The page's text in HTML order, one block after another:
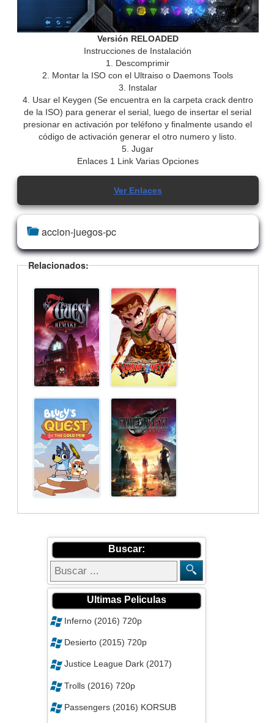
Versión RELOADED
Instrucciones de Instalación
1. Descomprimir
2. Montar la ISO con el Ultraiso o Daemons Tools
3. Instalar
4. Usar el Keygen (Se encuentra en la carpeta crack dentro
de la ISO) para generar el serial, luego de insertar el serial
presionar en activación por teléfono y finalmente usando el
código de activación generar el otro numero y listo.
5. Jugar
Enlaces 1 Link Varias Opciones
Ver Enlaces
accion-juegos-pc
Relacionados:
Buscar:
Ultimas Peliculas
Inferno (2016) 720p
Desierto (2015) 720p
Justice League Dark (2017)
Trolls (2016) 720p
Passengers (2016) KORSUB